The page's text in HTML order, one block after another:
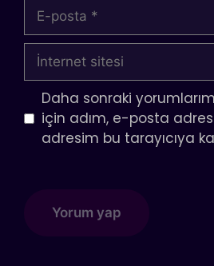
posta
İnternet
sitesi
Daha sonraki
için adım, e-posta
adresim bu tarayıcıya